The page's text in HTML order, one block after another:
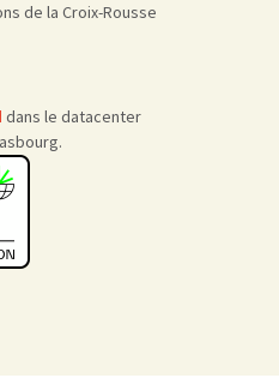
de la Croix-Rousse
dans le datacenter